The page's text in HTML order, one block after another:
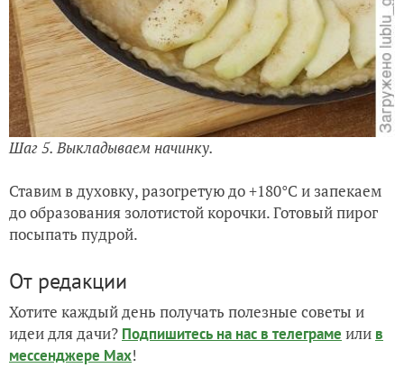
Шаг 5. Выкладываем начинку.
Ставим в духовку, разогретую до +180°C и запекаем
до образования золотистой корочки. Готовый пирог
посыпать пудрой.
От редакции
Хотите каждый день получать полезные советы и
идеи для дачи? Подпишитесь на нас в телеграме или в
мессенджере Max!